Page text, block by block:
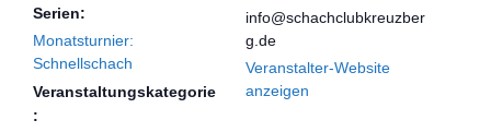
Serien:
Monatsturnier:
Schnellschach
Veranstaltungskategorie
:
info@schachclubkreuzber
g.de
Veranstalter-Website
anzeigen